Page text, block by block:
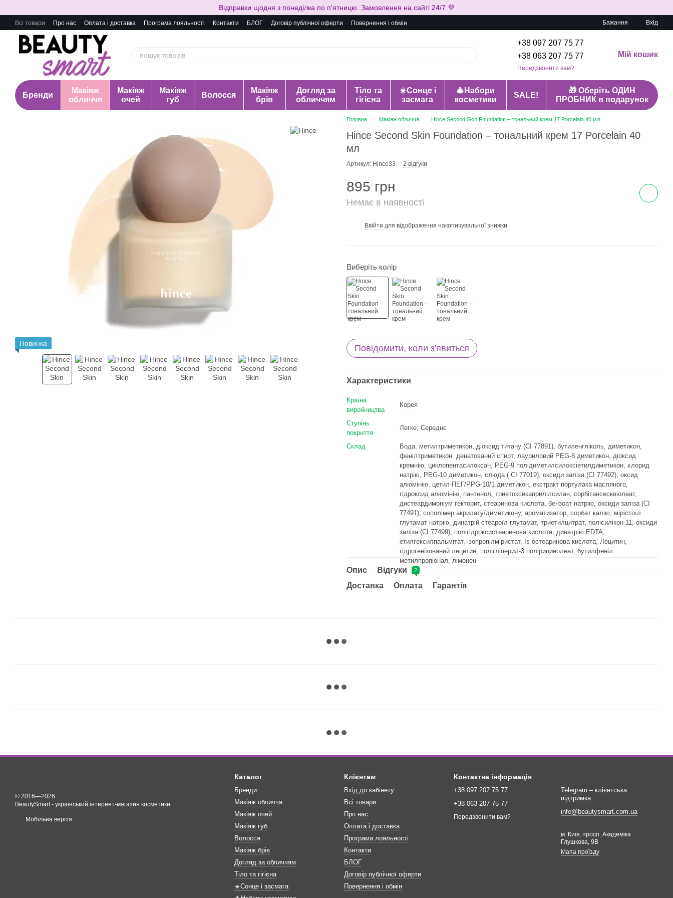
Відправки щодня з понеділка по п'ятницю. Замовлення на сайті 24/7 💜
Всі товари Про нас Оплата і доставка Програма лояльності Контакти БЛОГ Договір публічної оферти Повернення і обмін Бажання Вхід
+38 097 207 75 77
+38 063 207 75 77
Передзвонити вам?
Мій кошик
Бренди
Макіяж
обличчя
Макіяж
очей
Макіяж
губ
Волосся
Макіяж
брів
Догляд за
обличчям
Тіло та
гігієна
☀️Сонце і
засмага
🎄Набори
косметики
SALE!
🎁 Оберіть ОДИН
ПРОБНИК в подарунок
Новинка
Головна Макіяж обличчя Hince Second Skin Foundation – тональний крем 17 Porcelain 40 мл
Hince Second Skin Foundation – тональний крем 17 Porcelain 40
мл
Артикул: Hince33 2 відгуки
895 грн
Немає в наявності
Ввійти для відображення накопичувальної знижки
Виберіть колір
Повідомити, коли з'явиться
Характеристики
Країна
виробництва
Корея
Ступінь
покриття
Легке; Середнє
Склад
Вода, метилтриметикон, діоксид титану (CI 77891), бутиленгліколь, диметикон,
фенілтриметикон, денатований спирт, лауриловий PEG-8 диметикон, діоксид
кремнію, циклопентасилоксан, PEG-9 полідиметилсилоксіетилдиметикон, хлорид
натрію, PEG-10 диметикон, слюда ( CI 77019), оксиди заліза (CI 77492), оксид
алюмінію, цетил-ПЕГ/PPG-10/1 диметикон, екстракт портулака масляного,
гідроксид алюмінію, пантенол, триетоксикаприлілсилан, сорбітансесквіолеат,
дистеардимоніум гекторит, стеаринова кислота, бензоат натрію, оксиди заліза (CI
77491), сополімер акрилату/диметикону, ароматизатор, сорбат калію, мірістоїл
глутамат натрію, динатрій стеароїл глутамат, триетилцитрат, полісилікон-11, оксиди
заліза (CI 77499), полігідроксистеаринова кислота, динатрію EDTA,
етилгексилпальмітат, ізопропілміристат, Is остеаринова кислота, Лецитин,
гідрогенізований лецитин, полігліцерил-3 полірицинолеат, бутилфеніл
метилпропіонал, лімонен
Опис Відгуки 2
Доставка Оплата Гарантія
© 2016—2026
BeautySmart - український інтернет-магазин косметики
Мобільна версія
Каталог
Бренди
Макіяж обличчя
Макіяж очей
Макіяж губ
Волосся
Макіяж брів
Догляд за обличчям
Тіло та гігієна
☀️Сонце і засмага
Клієнтам
Вхід до кабінету
Всі товари
Про нас
Оплата і доставка
Програма лояльності
Контакти
БЛОГ
Договір публічної оферти
Повернення і обмін
Контактна інформація
+38 097 207 75 77
+38 063 207 75 77
Передзвонити вам?
Telegram – клієнтська
підтримка
info@beautysmart.com.ua
м. Київ, просп. Академіка
Глушкова, 9В
Мапа проїзду